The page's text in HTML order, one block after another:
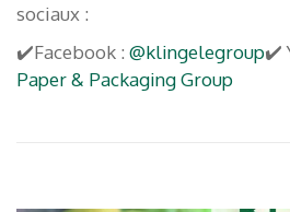
sociaux :
✔️Facebook : @klingelegroup✔️
Paper & Packaging Group